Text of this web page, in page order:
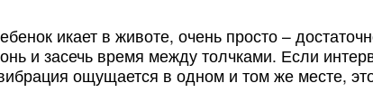
икает в животе, очень просто –
и засечь время между толчками. Если
ощущается в одном и том же месте,